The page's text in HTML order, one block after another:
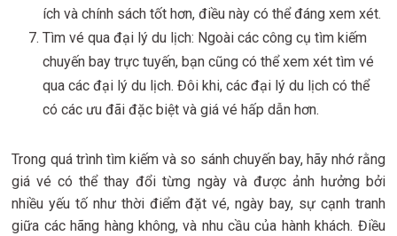
ích và chính sách tốt hơn, điều này có thể đáng xem xét.
Tìm vé qua đại lý du lịch: Ngoài các công cụ tìm kiếm
chuyến bay trực tuyến, bạn cũng có thể xem xét tìm vé
qua các đại lý du lịch. Đôi khi, các đại lý du lịch có thể
có các ưu đãi đặc biệt và giá vé hấp dẫn hơn.
Trong quá trình tìm kiếm và so sánh chuyến bay, hãy nhớ rằng
giá vé có thể thay đổi từng ngày và được ảnh hưởng bởi
nhiều yếu tố như thời điểm đặt vé, ngày bay, sự cạnh tranh
giữa các hãng hàng không, và nhu cầu của hành khách. Điều